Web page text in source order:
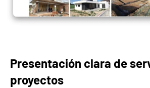
Presentación clara de
proyectos